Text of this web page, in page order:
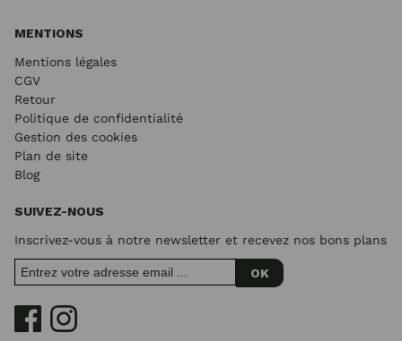
MENTIONS
Mentions légales
CGV
Retour
Politique de confidentialité
Gestion des cookies
Plan de site
Blog
SUIVEZ-NOUS
Inscrivez-vous à notre newsletter et recevez nos bons plans
OK